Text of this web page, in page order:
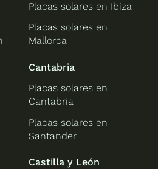
Placas solares en Ibiza
Placas solares en
Mallorca
Cantabria
Placas solares en
Cantabria
Placas solares en
Santander
Castilla y León